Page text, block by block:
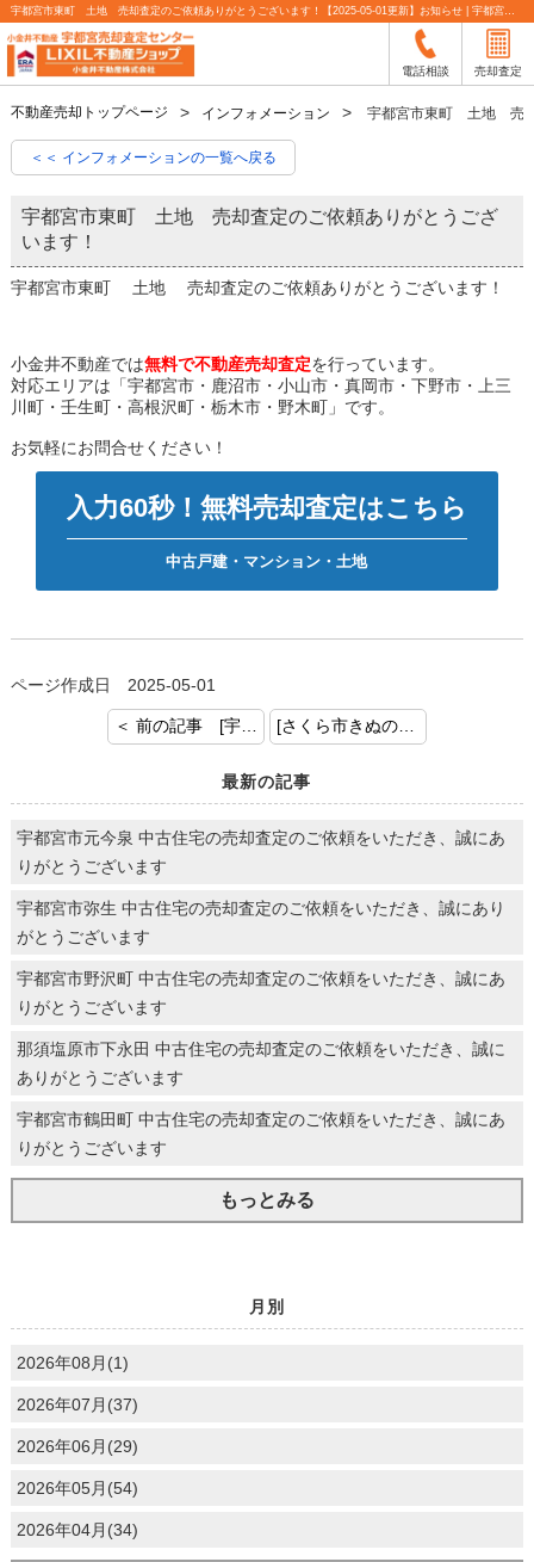
宇都宮市東町 土地 売却査定のご依頼ありがとうございます！【2025-05-01更新】お知らせ | 宇都宮市の不動産売却査定なら小金井不動産
電話相談 売却査定
不動産売却トップページ インフォメーション 宇都宮市東町 土地 売却
＜＜ インフォメーションの一覧へ戻る
宇都宮市東町 土地 売却査定のご依頼ありがとうござ
います！
宇都宮市東町 土地 売却査定のご依頼ありがとうございます！
小金井不動産では無料で不動産売却査定を行っています。
対応エリアは「宇都宮市・鹿沼市・小山市・真岡市・下野市・上三
川町・壬生町・高根沢町・栃木市・野木町」です。
お気軽にお問合せください！
入力60秒！無料売却査定はこちら
中古戸建・マンション・土地
ページ作成日 2025-05-01
＜ 前の記事 [宇都宮市鶴田町 中古戸建 査定のご依頼ありがとうございます！] [さくら市きぬの里 中古戸建 査定のご依頼ありがとうございます！] 次の記事 ＞
最新の記事
宇都宮市元今泉 中古住宅の売却査定のご依頼をいただき、誠にあ
りがとうございます
宇都宮市弥生 中古住宅の売却査定のご依頼をいただき、誠にあり
がとうございます
宇都宮市野沢町 中古住宅の売却査定のご依頼をいただき、誠にあ
りがとうございます
那須塩原市下永田 中古住宅の売却査定のご依頼をいただき、誠に
ありがとうございます
宇都宮市鶴田町 中古住宅の売却査定のご依頼をいただき、誠にあ
りがとうございます
もっとみる
月別
2026年08月(1)
2026年07月(37)
2026年06月(29)
2026年05月(54)
2026年04月(34)